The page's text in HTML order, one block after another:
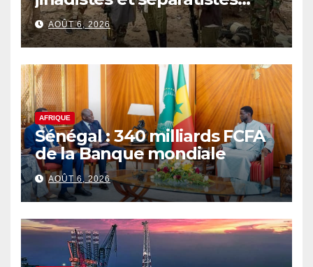
rebat les cartes d’un conflit
de plus en plus complexe
AOÛT 6, 2026
AFRIQUE
Sénégal : 340 milliards FCFA
de la Banque mondiale
AOÛT 6, 2026